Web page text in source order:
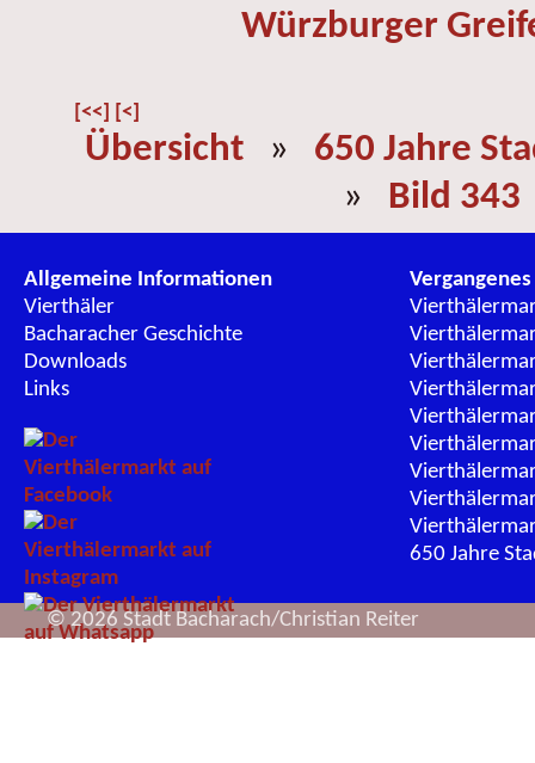
Würzburger
[<<] [<]
Übersicht » 650 Jahre
» Bild 343
Allgemeine Informationen
Vierthäler
Bacharacher Geschichte
Downloads
Links
Vergangenes
650 Jahre
© 2026 Stadt Bacharach/Christian Reiter